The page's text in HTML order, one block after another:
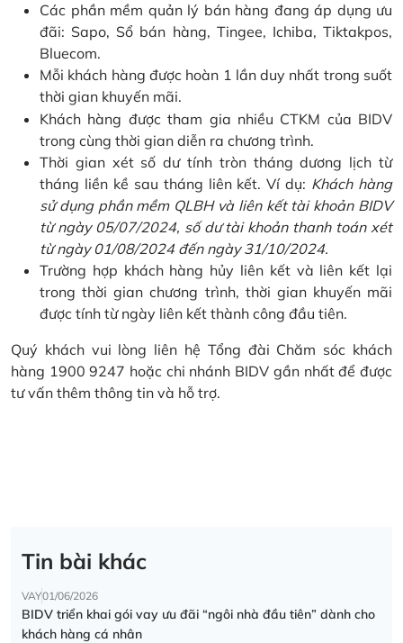
Các phần mềm quản lý bán hàng đang áp dụng ưu
đãi: Sapo, Sổ bán hàng, Tingee, Ichiba, Tiktakpos,
Bluecom.
Mỗi khách hàng được hoàn 1 lần duy nhất trong suốt
thời gian khuyến mãi.
Khách hàng được tham gia nhiều CTKM của BIDV
trong cùng thời gian diễn ra chương trình.
Thời gian xét số dư tính tròn tháng dương lịch từ
tháng liền kề sau tháng liên kết. Ví dụ: Khách hàng
sử dụng phần mềm QLBH và liên kết tài khoản BIDV
từ ngày 05/07/2024, số dư tài khoản thanh toán xét
từ ngày 01/08/2024 đến ngày 31/10/2024.
Trường hợp khách hàng hủy liên kết và liên kết lại
trong thời gian chương trình, thời gian khuyến mãi
được tính từ ngày liên kết thành công đầu tiên.
Quý khách vui lòng liên hệ Tổng đài Chăm sóc khách
hàng 1900 9247 hoặc chi nhánh BIDV gần nhất để được
tư vấn thêm thông tin và hỗ trợ.
Tin bài khác
VAY01/06/2026
BIDV triển khai gói vay ưu đãi “ngôi nhà đầu tiên” dành cho
khách hàng cá nhân